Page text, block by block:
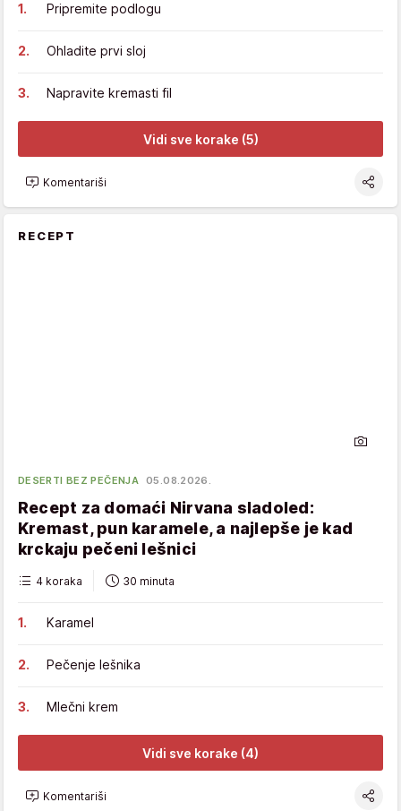
Pripremite podlogu
Ohladite prvi sloj
Napravite kremasti fil
Vidi sve korake (5)
Komentariši
RECEPT
DESERTI BEZ PEČENJA 05.08.2026.
Recept za domaći Nirvana sladoled:
Kremast, pun karamele, a najlepše je kad
krckaju pečeni lešnici
4 koraka 30 minuta
Karamel
Pečenje lešnika
Mlečni krem
Vidi sve korake (4)
Komentariši